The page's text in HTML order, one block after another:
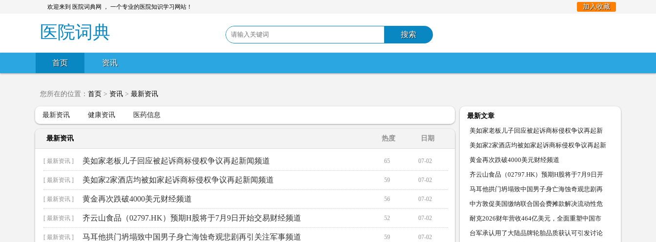
欢迎来到 医院词典网 ， 一个专业的医院知识学习网站！ 加入收藏
医院词典
首页 资讯
您所在的位置： 首页 > 资讯 > 最新资讯
最新资讯 健康资讯 医药信息
最新资讯 日期
热度
[ 最新资讯 ] 美如家老板儿子回应被起诉商标侵权争议再起新闻频道 07-02
65
[ 最新资讯 ] 美如家2家酒店均被如家起诉商标侵权争议再起新闻频道 07-02
59
[ 最新资讯 ] 黄金再次跌破4000美元财经频道 07-02
56
[ 最新资讯 ] 齐云山食品（02797.HK）预期H股将于7月9日开始交易财经频道 07-02
52
[ 最新资讯 ] 马耳他拱门坍塌致中国男子身亡海蚀奇观悲剧再引关注军事频道 07-02
59
最新文章
美如家老板儿子回应被起诉商标侵权争议再起新
闻频道
美如家2家酒店均被如家起诉商标侵权争议再起新
闻频道
黄金再次跌破4000美元财经频道
齐云山食品（02797.HK）预期H股将于7月9日开
始交易财经频
马耳他拱门坍塌致中国男子身亡海蚀奇观悲剧再
引关注军
中方敦促美国缴纳联合国会费摊款解决流动性危
机军事频
耐克2026财年营收464亿美元，全面重塑中国市
场财经频道
台军承认用了大陆品牌轮胎品质获认可引发讨论